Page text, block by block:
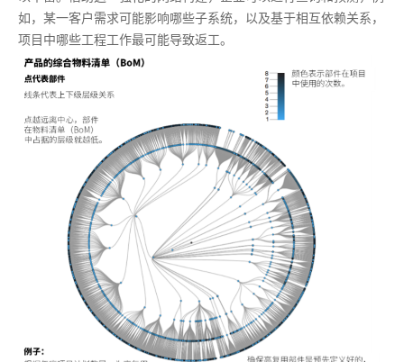
如，某一客户需求可能影响哪些子系统，以及基于相互依赖关系，
项目中哪些工程工作最可能导致返工。